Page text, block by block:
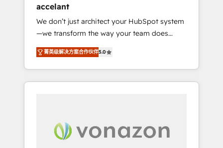
Singapore, and South Africa. Certified
compliant with ISO/IEC 27001:2022 and ISO
9001:2015 across all seven international
offices and 175+ employees.
accelant
We don’t just architect your HubSpot system
—we transform the way your team does
business. As an Elite HubSpot Solutions
Partner, we specialize in creating tailored,
end-to-end CRM solutions that accelerate
growth, improve operational efficiency, and
time to deeply understand your unique
needs, crafting custom strategies that deliver
菁英级解决方案合作伙伴5.0